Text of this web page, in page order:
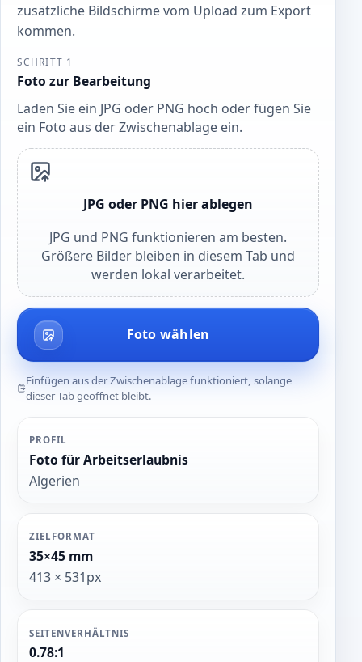
zusätzliche Bildschirme vom Upload zum Export
kommen.
SCHRITT 1
Foto zur Bearbeitung
Laden Sie ein JPG oder PNG hoch oder fügen Sie
ein Foto aus der Zwischenablage ein.
JPG oder PNG hier ablegen
JPG und PNG funktionieren am besten.
Größere Bilder bleiben in diesem Tab und
werden lokal verarbeitet.
Foto wählen
Einfügen aus der Zwischenablage funktioniert, solange
dieser Tab geöffnet bleibt.
PROFIL
Foto für Arbeitserlaubnis
Algerien
ZIELFORMAT
35×45 mm
413 × 531px
SEITENVERHÄLTNIS
0.78:1